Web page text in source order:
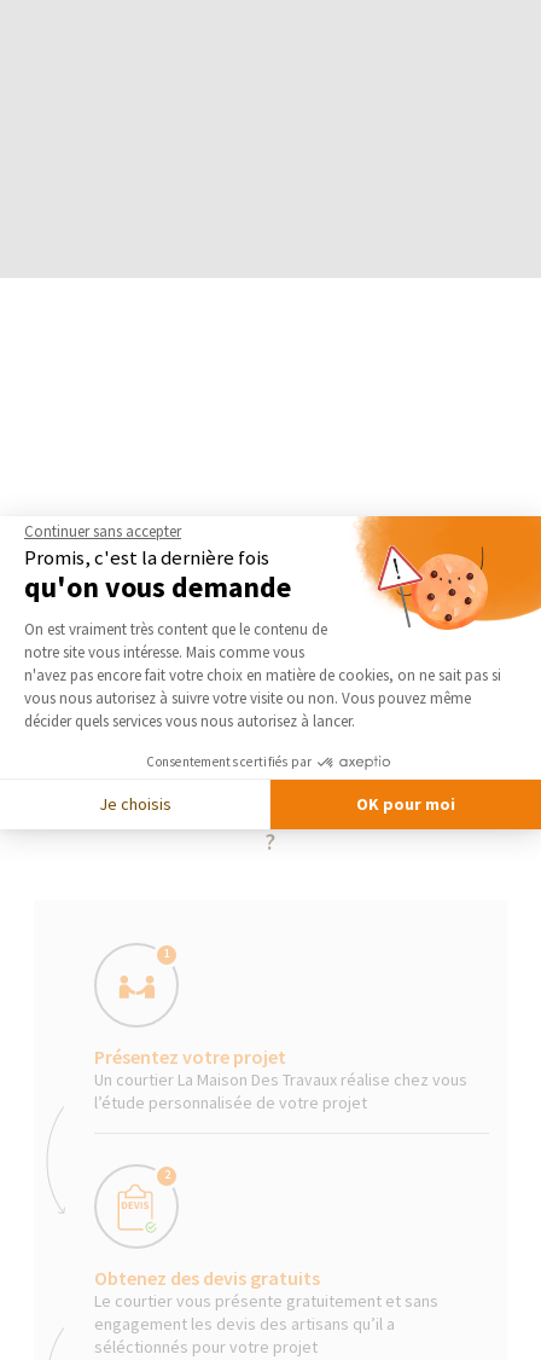
La Maison Des Travaux, comment ça marche
?
1
Présentez votre projet
Un courtier La Maison Des Travaux réalise chez vous
l’étude personnalisée de votre projet
2
Obtenez des devis gratuits
Le courtier vous présente gratuitement et sans
engagement les devis des artisans qu’il a
séléctionnés pour votre projet
Continuer sans accepter
Promis, c'est la dernière fois
qu'on vous demande
Plateforme de Gestion du
On est vraiment très content que le contenu de
notre site vous intéresse. Mais comme vous
n'avez pas encore fait votre choix en matière de cookies, on ne sait pas si
vous nous autorisez à suivre votre visite ou non. Vous pouvez même
décider quels services vous nous autorisez à lancer.
Consentements certifiés par
Je choisis OK pour moi
Axeptio consent